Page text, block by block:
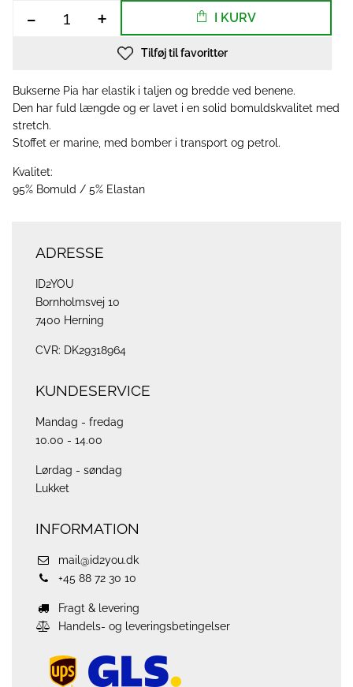
- + I KURV
Tilføj til favoritter
Bukserne Pia har elastik i taljen og bredde ved benene.
Den har fuld længde og er lavet i en solid bomuldskvalitet med
stretch.
Stoffet er marine, med bomber i transport og petrol.
Kvalitet:
95% Bomuld / 5% Elastan
ADRESSE
ID2YOU
Bornholmsvej 10
7400 Herning
CVR: DK29318964
KUNDESERVICE
Mandag - fredag
10.00 - 14.00
Lørdag - søndag
Lukket
INFORMATION
mail@id2you.dk
+45 88 72 30 10
Fragt & levering
Handels- og leveringsbetingelser
ups
logo